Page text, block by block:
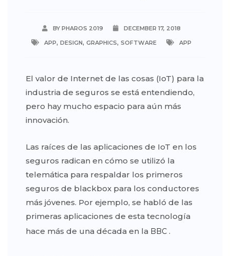
BY PHAROS 2019
DECEMBER 17, 2018
APP, DESIGN, GRAPHICS, SOFTWARE APP
El valor de Internet de las cosas (IoT) para la
industria de seguros se está entendiendo,
pero hay mucho espacio para aún más
innovación.
Las raíces de las aplicaciones de IoT en los
seguros radican en cómo se utilizó la
telemática para respaldar los primeros
seguros de blackbox para los conductores
más jóvenes. Por ejemplo, se habló de las
primeras aplicaciones de esta tecnología
hace más de una década en la BBC .